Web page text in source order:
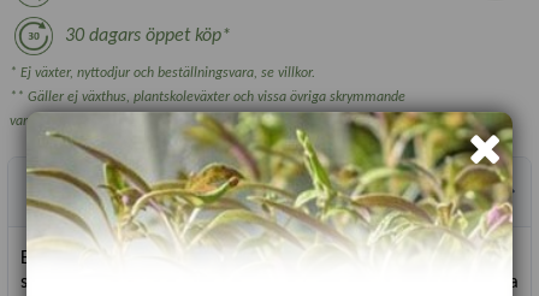
30 dagars öppet köp*
* Ej växter, nyttodjur och beställningsvara, se villkor.
** Gäller ej växthus, plantskoleväxter och vissa övriga skrymmande
varor.
Produktbeskrivning
Elefantvitlök har en lite mildare vitlökssmak, perfekt för all
slags matlagning och dressingar. Härlig att grilla eller ugnsbaka